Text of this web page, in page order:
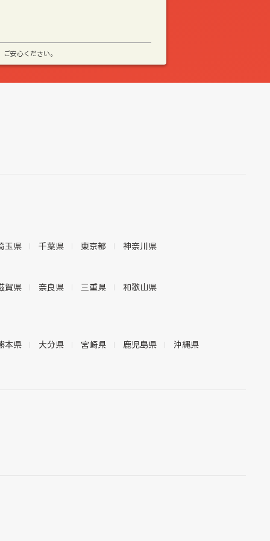
安心ください。
玉県 千葉県 東京都 神奈川県
賀県 奈良県 三重県 和歌山県
本県 大分県 宮崎県 鹿児島県 沖縄県